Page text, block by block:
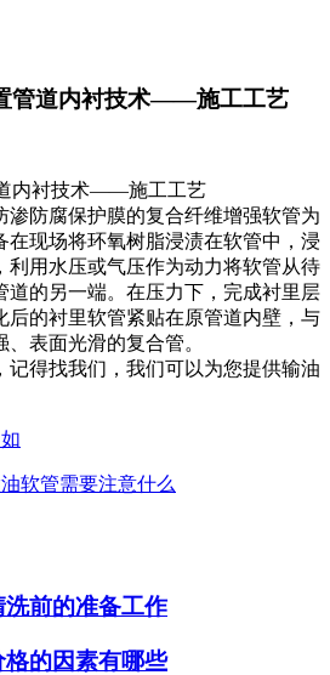
管道内衬技术——施工工艺
内衬技术——施工工艺
渗防腐保护膜的复合纤维增强软管为
在现场将环氧树脂浸渍在软管中，浸
利用水压或气压作为动力将软管从待
道的另一端。在压力下，完成衬里层
后的衬里软管紧贴在原管道内壁，与
表面光滑的复合管。
记得找我们，我们可以为您提供输油
软管需要注意什么
前的准备工作
的因素有哪些